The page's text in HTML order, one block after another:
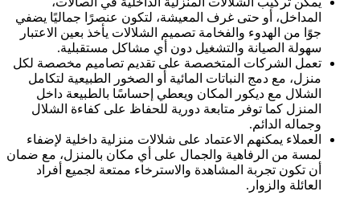
المداخل، أو حتى غرف المعيشة، لتكون عنصرًا جماليًا يضفي
جوًا من الهدوء والفخامة تصميم الشلالات يأخذ بعين الاعتبار
سهولة الصيانة والتشغيل دون أي مشاكل مستقبلية.
تعمل الشركات المتخصصة على تقديم تصاميم مخصصة لكل
منزل، مع دمج النباتات المائية أو الصخور الطبيعية لتكامل
الشلال مع ديكور المكان ويعطي إحساسًا بالطبيعة داخل
المنزل كما توفر متابعة دورية للحفاظ على كفاءة الشلال
وجماله الدائم.
العملاء يمكنهم الاعتماد على شلالات منزلية داخلية لإضفاء
لمسة من الرفاهية والجمال على أي مكان بالمنزل، مع ضمان
أن تكون تجربة المشاهدة والاسترخاء ممتعة لجميع أفراد
العائلة والزوار.